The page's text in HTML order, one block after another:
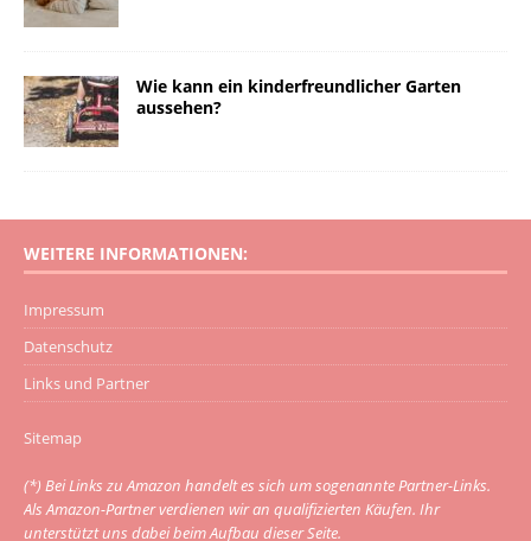
Wie kann ein kinderfreundlicher Garten
aussehen?
WEITERE INFORMATIONEN:
Impressum
Datenschutz
Links und Partner
Sitemap
(*) Bei Links zu Amazon handelt es sich um sogenannte Partner-Links.
Als Amazon-Partner verdienen wir an qualifizierten Käufen. Ihr
unterstützt uns dabei beim Aufbau dieser Seite.